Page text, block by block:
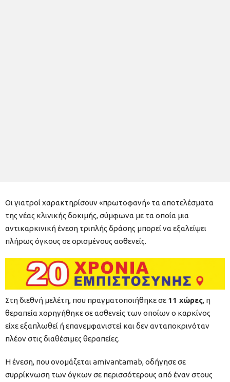
Οι γιατροί χαρακτηρίσουν «πρωτοφανή» τα αποτελέσματα
της νέας κλινικής δοκιμής, σύμφωνα με τα οποία μια
αντικαρκινική ένεση τριπλής δράσης μπορεί να εξαλείψει
πλήρως όγκους σε ορισμένους ασθενείς.
Στη διεθνή μελέτη, που πραγματοποιήθηκε σε 11 χώρες, η
θεραπεία χορηγήθηκε σε ασθενείς των οποίων ο καρκίνος
είχε εξαπλωθεί ή επανεμφανιστεί και δεν ανταποκρινόταν
πλέον στις διαθέσιμες θεραπείες.
Η ένεση, που ονομάζεται amivantamab, οδήγησε σε
συρρίκνωση των όγκων σε περισσότερους από έναν στους